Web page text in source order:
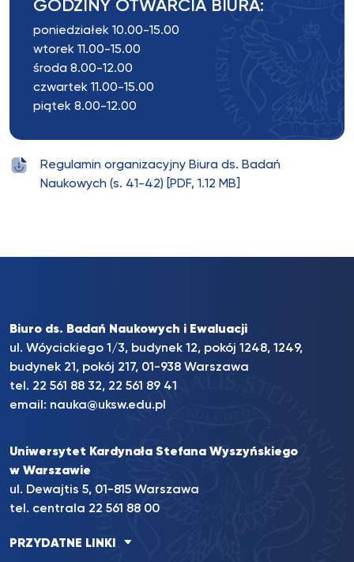
GODZINY OTWARCIA BIURA:
poniedziałek 10.00-15.00
wtorek 11.00-15.00
środa 8.00-12.00
czwartek 11.00-15.00
piątek 8.00-12.00
Regulamin organizacyjny Biura ds. Badań
Naukowych (s. 41-42) [PDF, 1.12 MB]
Biuro ds. Badań Naukowych i Ewaluacji
ul. Wóycickiego 1/3, budynek 12, pokój 1248, 1249,
budynek 21, pokój 217, 01-938 Warszawa
tel. 22 561 88 32, 22 561 89 41
email: nauka@uksw.edu.pl
Uniwersytet Kardynała Stefana Wyszyńskiego
w Warszawie
ul. Dewajtis 5, 01-815 Warszawa
tel. centrala 22 561 88 00
PRZYDATNE LINKI